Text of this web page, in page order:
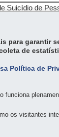
Suicídio de
para garantir
de
Política de
funciona
os visitantes